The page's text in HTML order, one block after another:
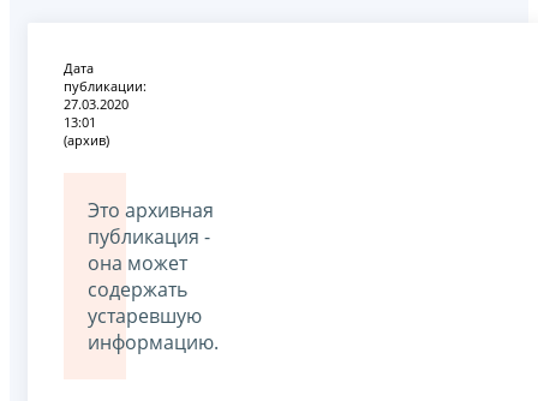
Дата
публикации:
27.03.2020
13:01
(архив)
Это архивная
публикация -
она может
содержать
устаревшую
информацию.